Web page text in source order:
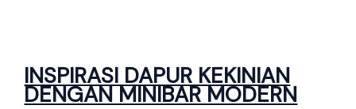
INSPIRASI DAPUR KEKINIAN
DENGAN MINIBAR MODERN